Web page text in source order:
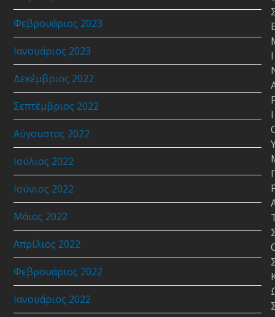
Φεβρουάριος 2023
Ιανουάριος 2023
Δεκέμβριος 2022
Σεπτέμβριος 2022
Αύγουστος 2022
Ιούλιος 2022
Ιούνιος 2022
Μάιος 2022
Απρίλιος 2022
Φεβρουάριος 2022
Ιανουάριος 2022
Ι
Ι